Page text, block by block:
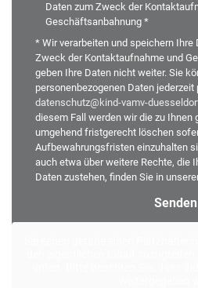
Daten zum Zweck der
Geschäftsanbahnung *
* Wir verarbeiten und speichern
Zweck der Kontaktaufnahme und
geben Ihre Daten nicht weiter. Sie
personenbezogenen Daten jederzeit
datenschutz@kind-vamv-
diesem Fall werden wir die zu Ihnen
umgehend fristgerecht löschen
Aufbewahrungsfristen einzuhalten
auch etwa über weitere Rechte, die
Daten zustehen, finden Sie in